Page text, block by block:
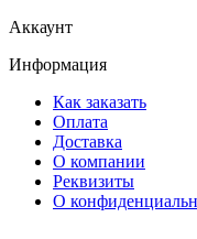
Аккаунт
Информация
Как заказать
Оплата
Доставка
О компании
Реквизиты
О